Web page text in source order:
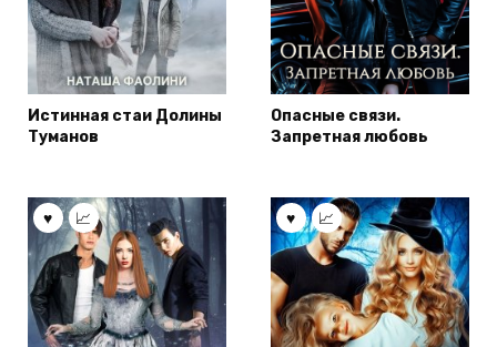
Истинная стаи Долины
Туманов
Опасные связи.
Запретная любовь